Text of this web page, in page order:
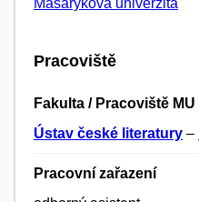
Masarykova univerzita
Pracoviště
Fakulta / Pracoviště MU
Ústav české literatury –
Pracovní zařazení